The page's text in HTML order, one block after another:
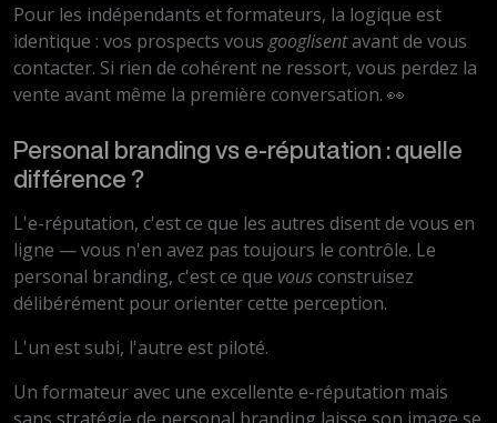
Pour les indépendants et formateurs, la logique est
identique : vos prospects vous googlisentavant de vous
contacter. Si rien de cohérent ne ressort, vous perdez la
vente avant même la première conversation. 👀
Personal branding vs e-réputation : quelle
différence ?
L'e-réputation, c'est ce que les autres disent de vous en
ligne — vous n'en avez pas toujours le contrôle. Le
personal branding, c'est ce que vousconstruisez
délibérément pour orienter cette perception.
L'un est subi, l'autre est piloté.
Un formateur avec une excellente e-réputation mais